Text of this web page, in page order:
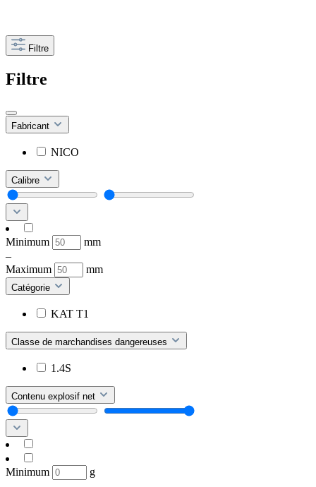
Filtre
Filtre
Fabricant
NICO
Calibre
Minimum
mm
–
Maximum
mm
Catégorie
KAT T1
Classe de marchandises dangereuses
1.4S
Contenu explosif net
Minimum
g